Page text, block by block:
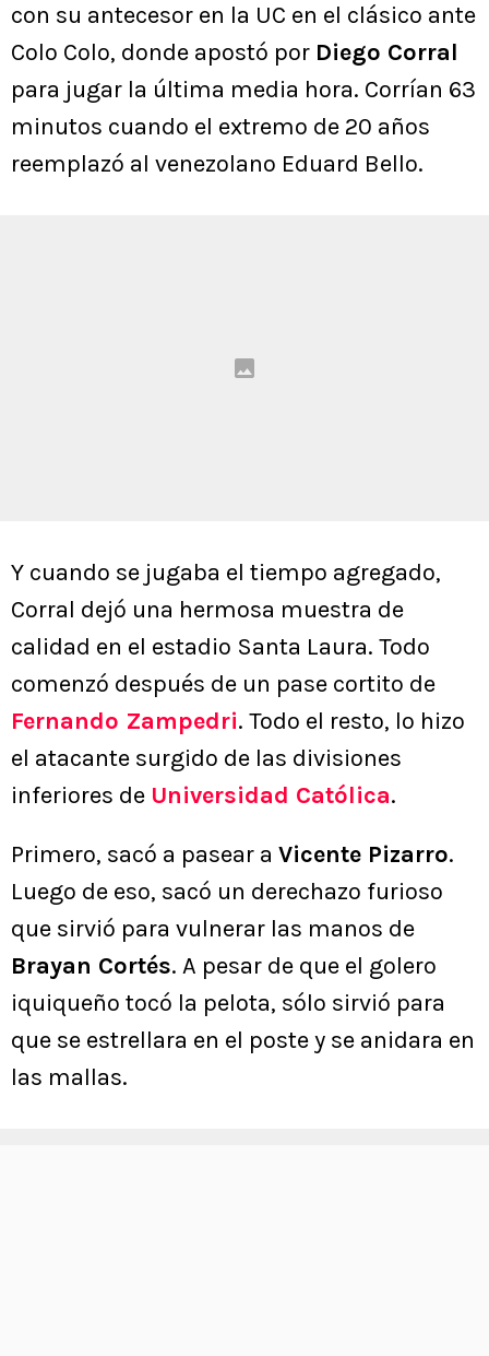
con su antecesor en la UC en el clásico ante
Colo Colo, donde apostó por Diego Corral
para jugar la última media hora. Corrían 63
minutos cuando el extremo de 20 años
reemplazó al venezolano Eduard Bello.
Y cuando se jugaba el tiempo agregado,
Corral dejó una hermosa muestra de
calidad en el estadio Santa Laura. Todo
comenzó después de un pase cortito de
Fernando Zampedri. Todo el resto, lo hizo
el atacante surgido de las divisiones
inferiores de Universidad Católica.
Primero, sacó a pasear a Vicente Pizarro.
Luego de eso, sacó un derechazo furioso
que sirvió para vulnerar las manos de
Brayan Cortés. A pesar de que el golero
iquiqueño tocó la pelota, sólo sirvió para
que se estrellara en el poste y se anidara en
las mallas.